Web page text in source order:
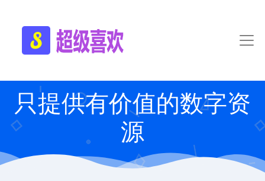
只提供有价值的数字资
源